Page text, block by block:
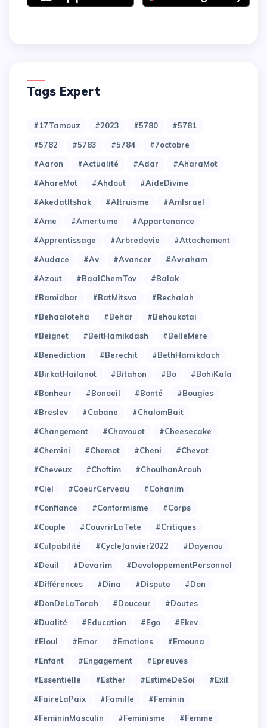
Tags Expert
#17Tamouz #2023 #5780
#5781
#5782
#5783 #5784
#7octobre
#Aaron
#Actualité #Adar
#AharaMot
#AhareMot
#Ahdout
#AideDivine
#AkedatItshak
#Altruisme
#AmIsrael
#Ame
#Amertume
#Appartenance
#Apprentissage
#Arbredevie
#Attachement
#Audace
#Av #Avancer
#Avraham
#Azout
#BaalChemTov
#Balak
#Bamidbar
#BatMitsva
#Bechalah
#Behaaloteha
#Behar
#Behoukotai
#Beignet
#BeitHamikdash
#BelleMere
#Benediction
#Berechit
#BethHamikdach
#BirkatHailanot
#Bitahon #Bo
#BohiKala
#Bonheur
#Bonoeil #Bonté
#Bougies
#Breslev
#Cabane
#ChalomBait
#Changement
#Chavouot
#Cheesecake
#Chemini
#Chemot #Cheni
#Chevat
#Cheveux
#Choftim
#ChoulhanArouh
#Ciel
#CoeurCerveau
#Cohanim
#Confiance
#Conformisme
#Corps
#Couple
#CouvrirLaTete
#Critiques
#Culpabilité
#CycleJanvier2022
#Dayenou
#Deuil
#Devarim
#DeveloppementPersonnel
#Différences
#Dina #Dispute
#Don
#DonDeLaTorah
#Douceur
#Doutes
#Dualité
#Education #Ego
#Ekev
#Eloul
#Emor #Emotions
#Emouna
#Enfant
#Engagement
#Epreuves
#Essentielle
#Esther #EstimeDeSoi
#Exil
#FaireLaPaix
#Famille
#Feminin
#FemininMasculin
#Feminisme
#Femme